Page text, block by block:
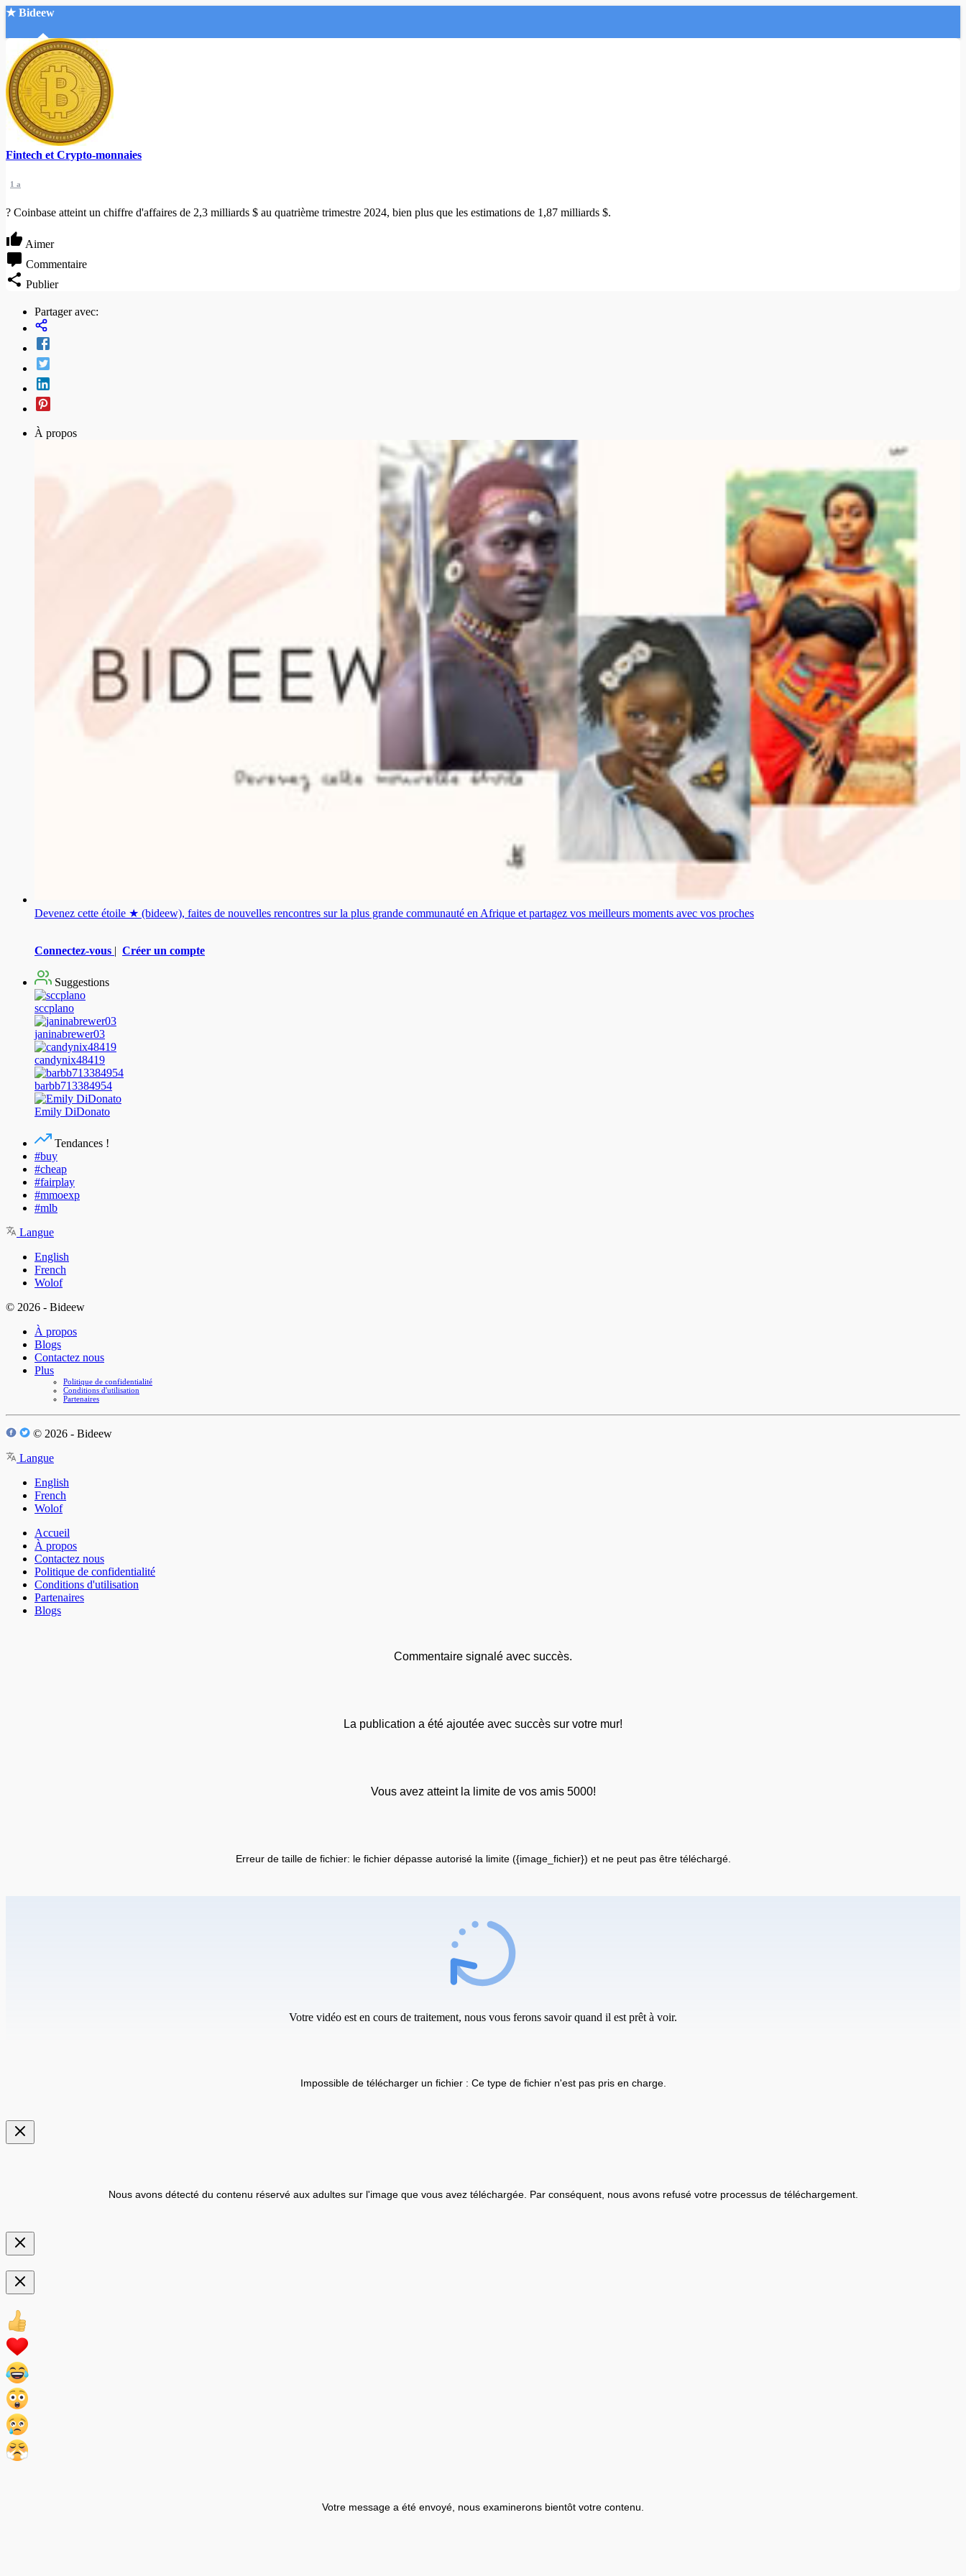
★ Bideew
Accueil
Recherche Avancée
Créer un compte
Fintech et Crypto-monnaies
1 a
? Coinbase atteint un chiffre d'affaires de 2,3 milliards $ au quatrième trimestre 2024, bien plus que les estimations de 1,87 milliards $.
Aimer
Commentaire
Publier
Partager avec:
À propos
Devenez cette étoile ★ (bideew), faites de nouvelles rencontres sur la plus grande communauté en Afrique et partagez vos meilleurs moments avec vos proches
Connectez-vous | Créer un compte
Suggestions
sccplano
janinabrewer03
candynix48419
barbb713384954
Emily DiDonato
Tendances !
#buy
#cheap
#fairplay
#mmoexp
#mlb
Langue
English
French
Wolof
© 2026 - Bideew
À propos
Blogs
Contactez nous
Plus
Politique de confidentialité
Conditions d'utilisation
Partenaires
© 2026 - Bideew
Langue
English
French
Wolof
Accueil
À propos
Contactez nous
Politique de confidentialité
Conditions d'utilisation
Partenaires
Blogs
Commentaire signalé avec succès.
La publication a été ajoutée avec succès sur votre mur!
Vous avez atteint la limite de vos amis 5000!
Erreur de taille de fichier: le fichier dépasse autorisé la limite ({image_fichier}) et ne peut pas être téléchargé.
Votre vidéo est en cours de traitement, nous vous ferons savoir quand il est prêt à voir.
Impossible de télécharger un fichier : Ce type de fichier n'est pas pris en charge.
Nous avons détecté du contenu réservé aux adultes sur l'image que vous avez téléchargée. Par conséquent, nous avons refusé votre processus de téléchargement.
Votre message a été envoyé, nous examinerons bientôt votre contenu.